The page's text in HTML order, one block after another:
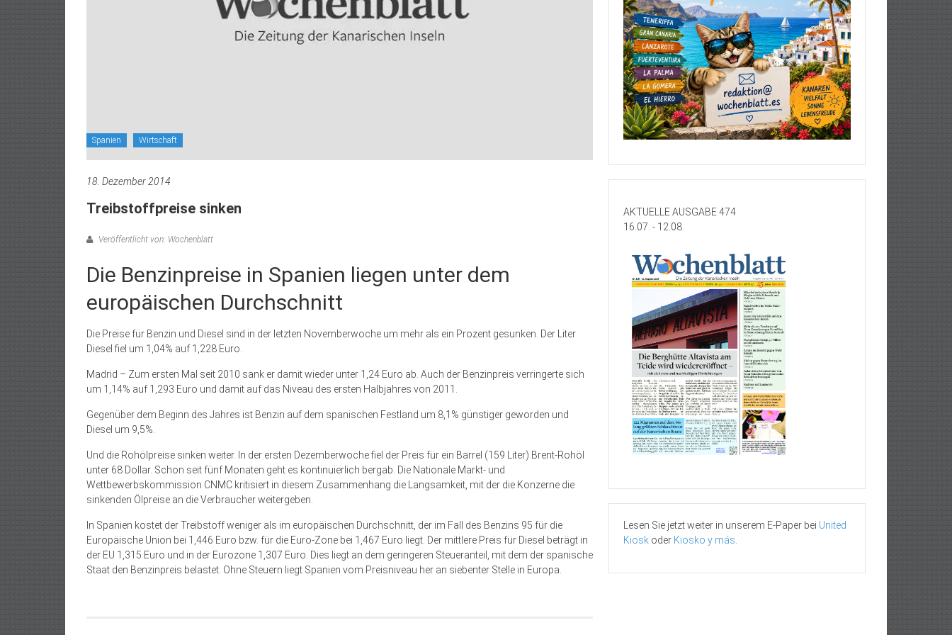
Spanien Wirtschaft
18. Dezember 2014
Treibstoffpreise sinken
Veröffentlicht von: Wochenblatt
Die Benzinpreise in Spanien liegen unter dem
europäischen Durchschnitt
Die Preise für Benzin und Diesel sind in der letzten Novemberwoche um mehr als ein Prozent gesunken. Der Liter
Diesel fiel um 1,04% auf 1,228 Euro.
Madrid – Zum ersten Mal seit 2010 sank er damit wieder unter 1,24 Euro ab. Auch der Benzinpreis verringerte sich
um 1,14% auf 1,293 Euro und damit auf das Niveau des ersten Halbjahres von 2011.
Gegenüber dem Beginn des Jahres ist Benzin auf dem spanischen Festland um 8,1% günstiger geworden und
Diesel um 9,5%.
Und die Rohölpreise sinken weiter. In der ersten Dezemberwoche fiel der Preis für ein Barrel (159 Liter) Brent-Rohöl
unter 68 Dollar. Schon seit fünf Monaten geht es kontinuierlich bergab. Die Nationale Markt- und
Wettbewerbskommission CNMC kritisiert in diesem Zusammenhang die Langsamkeit, mit der die Konzerne die
sinkenden Ölpreise an die Verbraucher weitergeben.
In Spanien kostet der Treibstoff weniger als im europäischen Durchschnitt, der im Fall des Benzins 95 für die
Europäische Union bei 1,446 Euro bzw. für die Euro-Zone bei 1,467 Euro liegt. Der mittlere Preis für Diesel beträgt in
der EU 1,315 Euro und in der Eurozone 1,307 Euro. Dies liegt an dem geringeren Steueranteil, mit dem der spanische
Staat den Benzinpreis belastet. Ohne Steuern liegt Spanien vom Preisniveau her an siebenter Stelle in Europa.
AKTUELLE AUSGABE 474
16.07. - 12.08.
Lesen Sie jetzt weiter in unserem E-Paper bei United
Kiosk oder Kiosko y más